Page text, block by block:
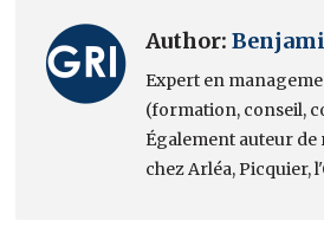
Author:
Expert en
(formation, conseil,
Également auteur
chez Arléa, Picquier,